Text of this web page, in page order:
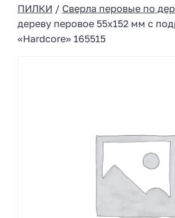
ПИЛКИ / Сверла перовые по
дереву перовое 55х152 мм с
«Hardcore» 165515